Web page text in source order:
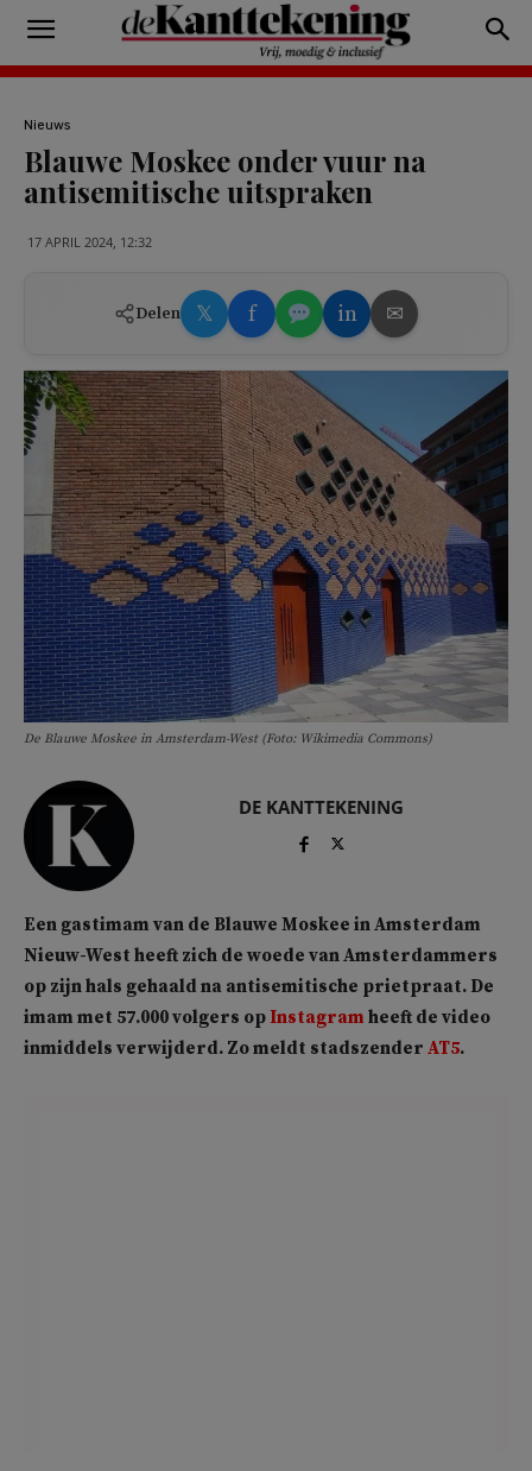
Nieuws
Blauwe Moskee onder vuur na
antisemitische uitspraken
17 APRIL 2024, 12:32
Delen 𝕏 f in ✉
De Blauwe Moskee in Amsterdam-West (Foto: Wikimedia Commons)
DE KANTTEKENING
Een gastimam van de Blauwe Moskee in Amsterdam
Nieuw-West heeft zich de woede van Amsterdammers
op zijn hals gehaald na antisemitische prietpraat. De
imam met 57.000 volgers op Instagram heeft de video
inmiddels verwijderd. Zo meldt stadszender AT5.